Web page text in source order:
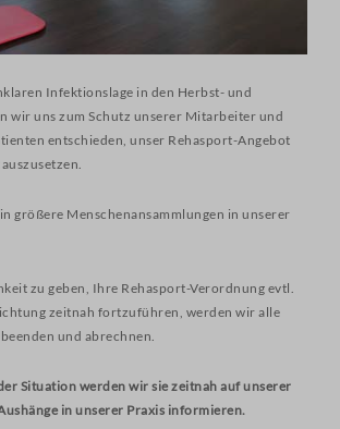
Infektionslage in den Herbst- und
wir uns zum Schutz unserer Mitarbeiter und
entschieden, unser Rehasport-Angebot
auszusetzen.
größere Menschenansammlungen in unserer
zu geben, Ihre Rehasport-Verordnung evtl.
zeitnah fortzuführen, werden wir alle
und abrechnen.
Situation werden wir sie zeitnah auf unserer
in unserer Praxis informieren.